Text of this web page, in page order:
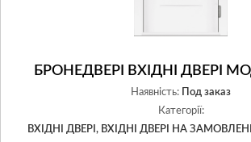
БРОНЕДВЕРІ BХІДНІ ДВЕРІ
Наявність:
Под заказ
Категорії:
ВХІДНІ ДВЕРІ, ВХІДНІ ДВЕРІ НА